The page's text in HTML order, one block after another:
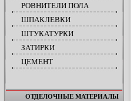
РОВНИТЕЛИ ПОЛА
ШПАКЛЕВКИ
ШТУКАТУРКИ
ЗАТИРКИ
ЦЕМЕНТ
ОТДЕЛОЧНЫЕ МАТЕРИАЛЫ